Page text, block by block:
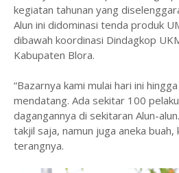
kegiatan tahunan yang
Alun ini didominasi tenda produk
dibawah koordinasi Dindagkop
Kabupaten Blora.
“Bazarnya kami mulai hari ini
mendatang. Ada sekitar 100
dagangannya di sekitaran Alun-
takjil saja, namun juga aneka buah,
terangnya.